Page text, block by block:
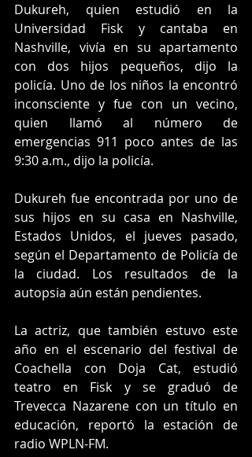
Dukureh, quien estudió en la
Universidad Fisk y cantaba en
Nashville, vivía en su apartamento
con dos hijos pequeños, dijo la
policía. Uno de los niños la encontró
inconsciente y fue con un vecino,
quien llamó al número de
emergencias 911 poco antes de las
9:30 a.m., dijo la policía.
Dukureh fue encontrada por uno de
sus hijos en su casa en Nashville,
Estados Unidos, el jueves pasado,
según el Departamento de Policía de
la ciudad. Los resultados de la
autopsia aún están pendientes.
La actriz, que también estuvo este
año en el escenario del festival de
Coachella con Doja Cat, estudió
teatro en Fisk y se graduó de
Trevecca Nazarene con un título en
educación, reportó la estación de
radio WPLN-FM.